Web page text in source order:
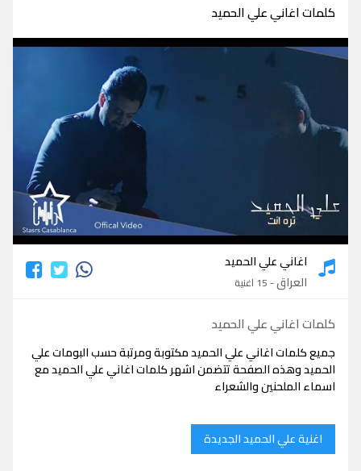
كلمات اغاني علي الحميد
كلمات اغاني علي الحميد
اغاني علي الحميد
العراق- 15 اغنية
كلمات اغاني علي الحميد
جميع كلمات اغاني علي الحميد مكتوبة ومرتبة حسب البومات علي
الحميد وهذه الصفحة تتضمن اشهر كلمات اغاني علي الحميد مع
اسماء الملحنين والشعراء
اغنية علي الحميد الجديدة